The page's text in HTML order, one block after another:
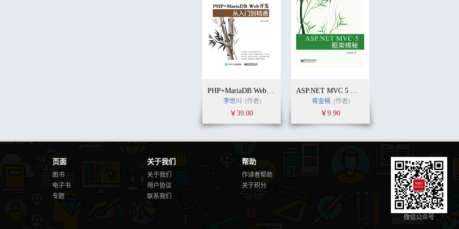
PHP+MariaDB Web开发从入门到精通
李世川 (作者)
￥39.00
ASP.NET MVC 5 框架揭秘
蒋金楠 (作者)
￥9.90
页面
图书
电子书
专题
关于我们
关于我们
用户协议
联系我们
帮助
作译者帮助
关于积分
微信公众号